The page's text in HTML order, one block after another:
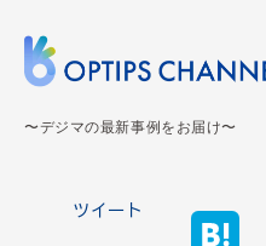
〜デジマの最新事例をお届け〜
ツイート